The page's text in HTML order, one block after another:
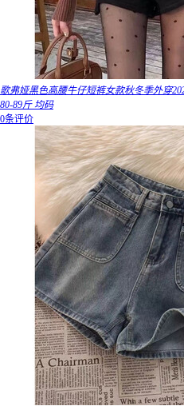
歌弗娅黑色高腰牛仔短裤女款秋冬季外穿
80-89斤 均码
0条评价